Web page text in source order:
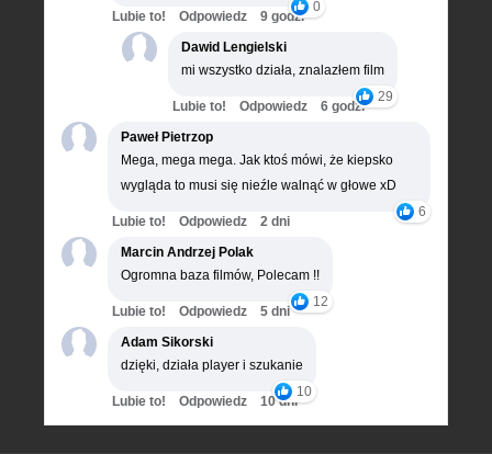
0
Lubie to! Odpowiedz
9 godz.
Dawid Lengielski
mi wszystko działa, znalazłem film
29
Lubie to! Odpowiedz
6 godz.
Paweł Pietrzop
Mega, mega mega. Jak ktoś mówi, że kiepsko
wygląda to musi się nieźle walnąć w głowe xD
6
Lubie to! Odpowiedz
2 dni
Marcin Andrzej Polak
Ogromna baza filmów, Polecam !!
12
Lubie to! Odpowiedz
5 dni
Adam Sikorski
dzięki, działa player i szukanie
10
Lubie to! Odpowiedz 10 dni